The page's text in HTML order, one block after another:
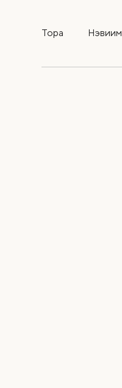
Тора Нэвиим